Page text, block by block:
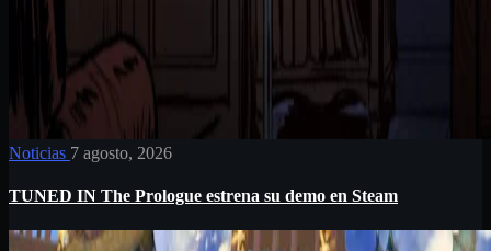
Noticias 7 agosto, 2026
TUNED IN The Prologue estrena su demo en Steam